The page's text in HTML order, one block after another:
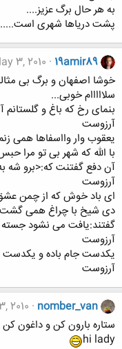
به هر حال برگ عزیز....
پشت دریاها شهری است.....
19amir89
3, 2010
خوشا اصفهان و برگ بی
سلااااام خوبی...
بنمای رخ که باغ و
آرزوست
یعقوب وار وااسفاها همی
با الله که شهر بی تو مرا
آن دفع گفتنت که:<برو شه
آرزوست
ای باد خوش که از چمن
دی شیخ با چراغ همی گشت
گفتند:یافت می نشود
آرزوست
یکدست جام باده و یکدست
آرزوست
nomber_van
2010
ستاره بارون کن و داغون
hi lady